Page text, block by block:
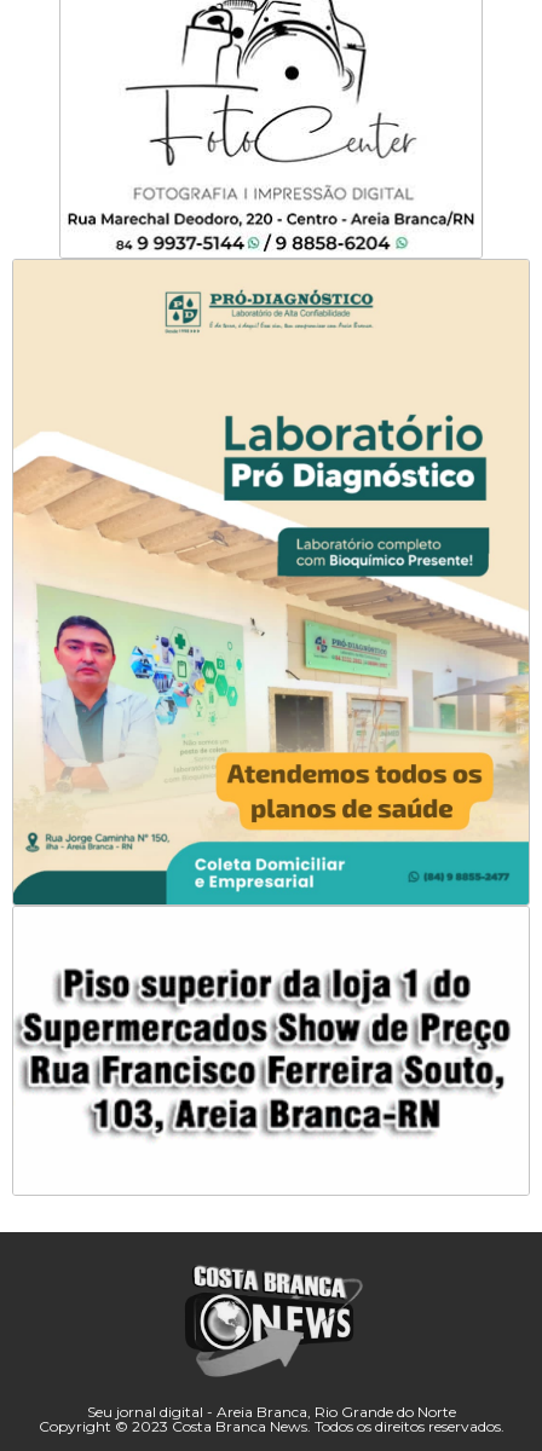
Seu jornal digital - Areia Branca, Rio Grande do Norte
Copyright © 2023 Costa Branca News. Todos os direitos reservados.